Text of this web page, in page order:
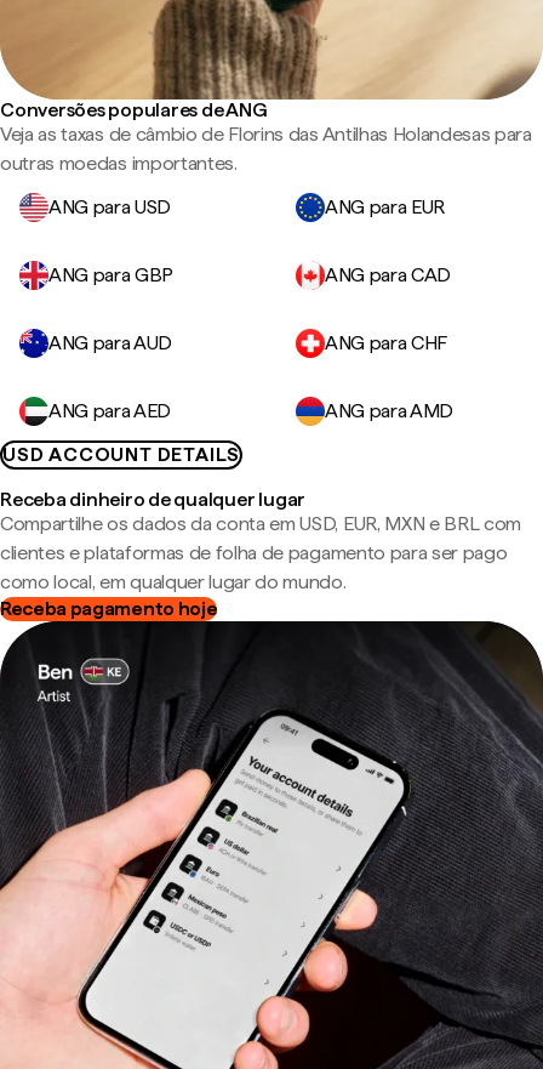
Conversões populares de ANG
Veja as taxas de câmbio de Florins das Antilhas Holandesas para
outras moedas importantes.
ANG para USD
ANG para EUR
ANG para GBP ANG para CAD
ANG para AUD ANG para CHF
ANG para AED
ANG para AMD
USD ACCOUNT DETAILS
Receba dinheiro de qualquer lugar
Compartilhe os dados da conta em USD, EUR, MXN e BRL com
clientes e plataformas de folha de pagamento para ser pago
como local, em qualquer lugar do mundo.
Receba pagamento hoje